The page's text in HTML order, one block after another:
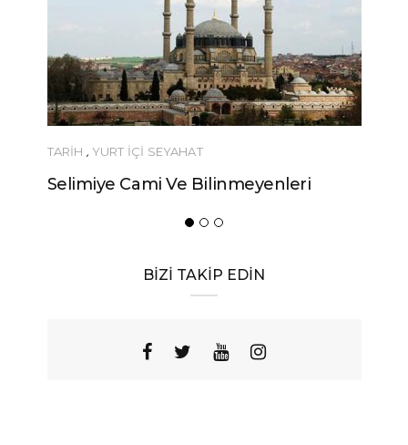
TARİH , YURT İÇİ SEYAHAT
Selimiye Cami Ve Bilinmeyenleri
BİZİ TAKİP EDİN